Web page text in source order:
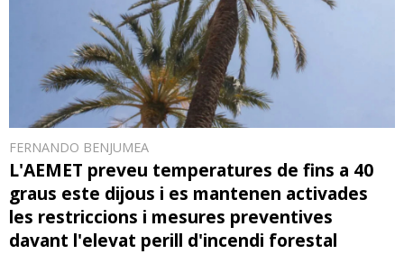
FERNANDO BENJUMEA
L'AEMET preveu temperatures de fins a 40
graus este dijous i es mantenen activades
les restriccions i mesures preventives
davant l'elevat perill d'incendi forestal